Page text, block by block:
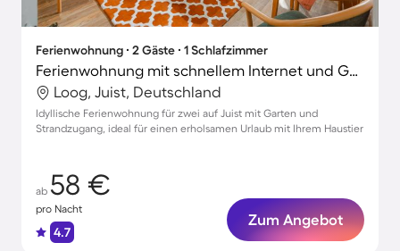
Ferienwohnung ∙ 2 Gäste ∙ 1 Schlafzimmer
Ferienwohnung mit schnellem Internet und Garten | Strand in der Nähe | Haustiere erlaubt
Loog, Juist, Deutschland
Idyllische Ferienwohnung für zwei auf Juist mit Garten und
Strandzugang, ideal für einen erholsamen Urlaub mit Ihrem Haustier
ab 58 €
pro Nacht
4.7
Zum Angebot